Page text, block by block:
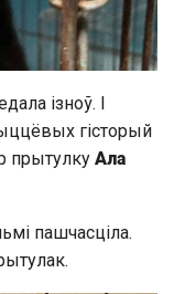
ізноў. І
гісторый
прытулку Ала
пашчасціла.